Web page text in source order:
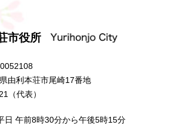
市役所
由利本荘市尾崎17番地
（代表）
日 午前8時30分から午後5時15分